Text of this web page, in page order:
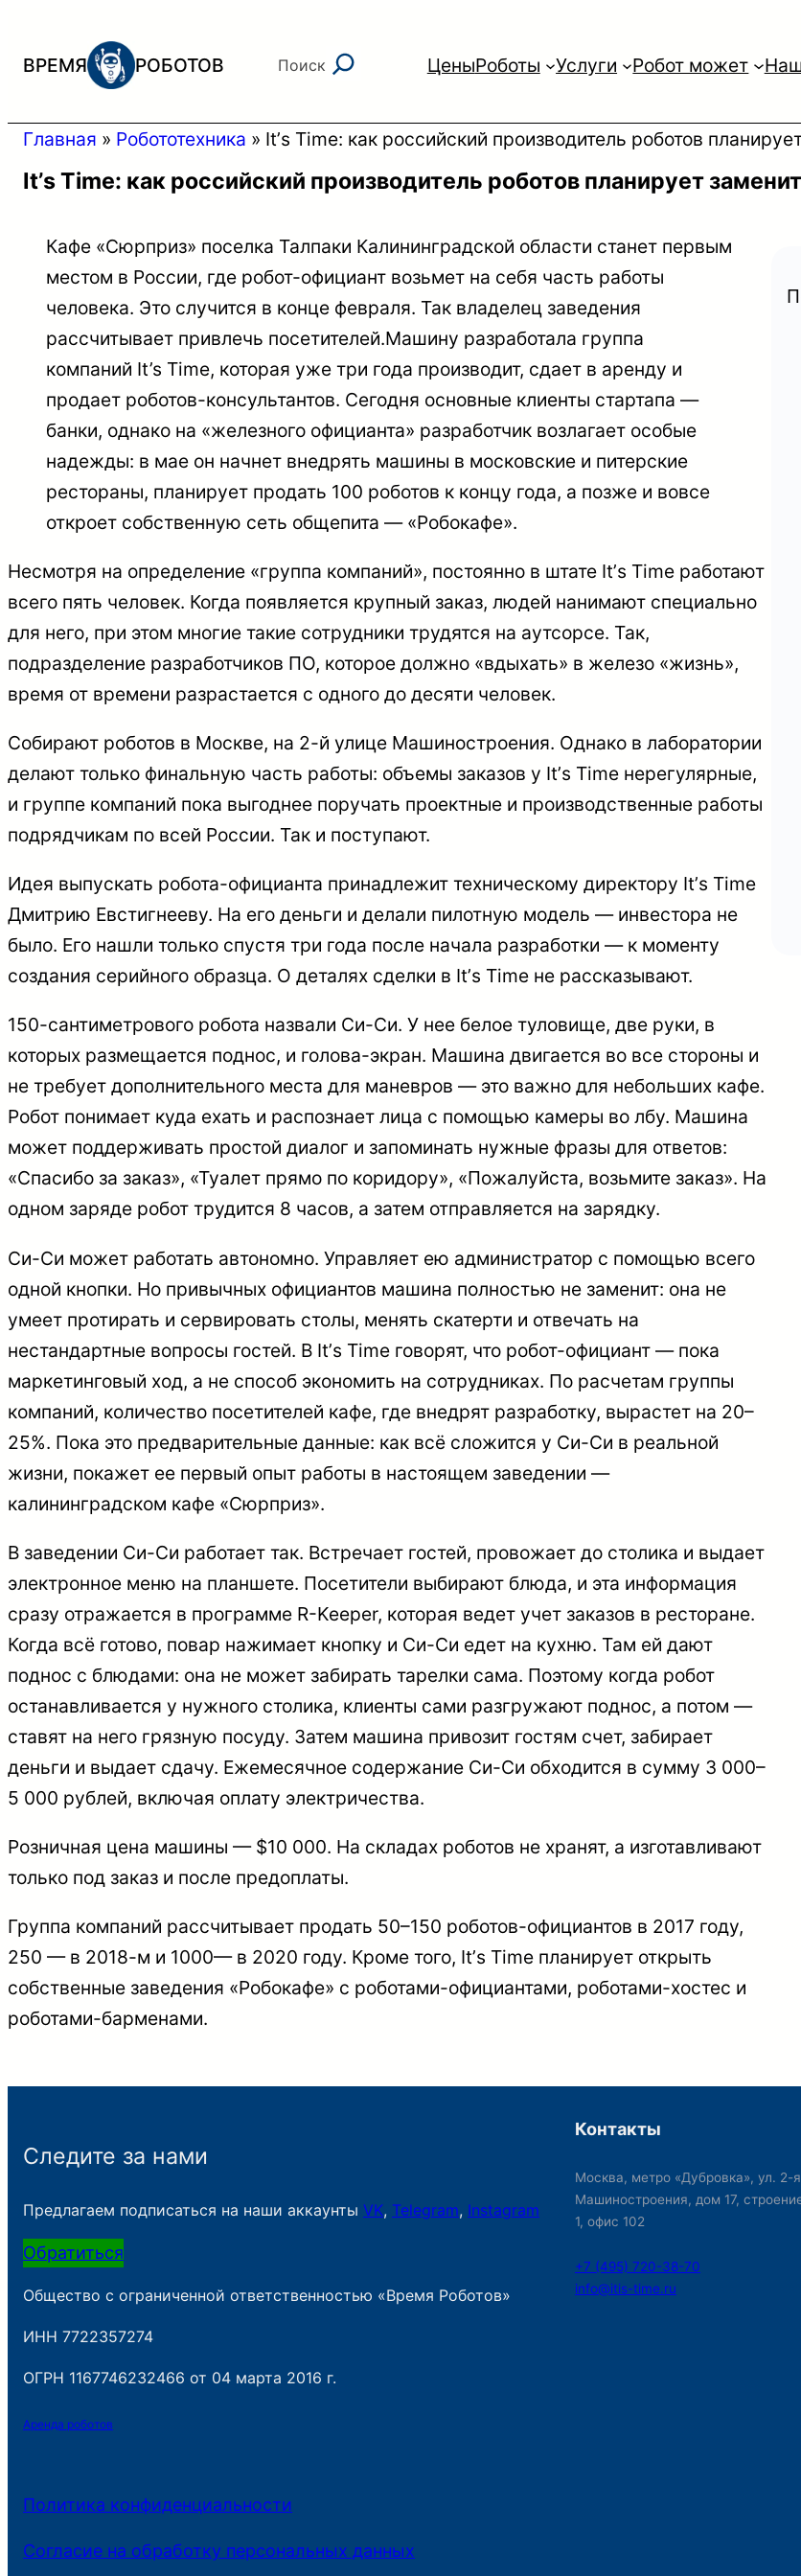
содержимому
ВРЕМЯ РОБОТОВ ПоискПоиск ЦеныРоботы Услуги Робот может
Главная » Робототехника » Itʼs Time: как российский производитель роботов
Itʼs Time: как российский производитель роботов планирует
Кафе «Сюрприз» поселка Талпаки Калининградской области станет первым
местом в России, где робот-официант возьмет на себя часть работы
человека. Это случится в конце февраля. Так владелец заведения
рассчитывает привлечь посетителей.Машину разработала группа
компаний It’s Time, которая уже три года производит, сдает в аренду и
продает роботов-консультантов. Сегодня основные клиенты стартапа —
банки, однако на «железного официанта» разработчик возлагает особые
надежды: в мае он начнет внедрять машины в московские и питерские
рестораны, планирует продать 100 роботов к концу года, а позже и вовсе
откроет собственную сеть общепита — «Робокафе».
Несмотря на определение «группа компаний», постоянно в штате Itʼs Time работают
всего пять человек. Когда появляется крупный заказ, людей нанимают специально
для него, при этом многие такие сотрудники трудятся на аутсорсе. Так,
подразделение разработчиков ПО, которое должно «вдыхать» в железо «жизнь»,
время от времени разрастается с одного до десяти человек.
Собирают роботов в Москве, на 2-й улице Машиностроения. Однако в лаборатории
делают только финальную часть работы: объемы заказов у Itʼs Time нерегулярные,
и группе компаний пока выгоднее поручать проектные и производственные работы
подрядчикам по всей России. Так и поступают.
Идея выпускать робота-официанта принадлежит техническому директору Itʼs Time
Дмитрию Евстигнееву. На его деньги и делали пилотную модель — инвестора не
было. Его нашли только спустя три года после начала разработки — к моменту
создания серийного образца. О деталях сделки в Itʼs Time не рассказывают.
150-сантиметрового робота назвали Си-Си. У нее белое туловище, две руки, в
которых размещается поднос, и голова-экран. Машина двигается во все стороны и
не требует дополнительного места для маневров — это важно для небольших кафе.
Робот понимает куда ехать и распознает лица с помощью камеры во лбу. Машина
может поддерживать простой диалог и запоминать нужные фразы для ответов:
«Спасибо за заказ», «Туалет прямо по коридору», «Пожалуйста, возьмите заказ». На
одном заряде робот трудится 8 часов, а затем отправляется на зарядку.
Си-Си может работать автономно. Управляет ею администратор с помощью всего
одной кнопки. Но привычных официантов машина полностью не заменит: она не
умеет протирать и сервировать столы, менять скатерти и отвечать на
нестандартные вопросы гостей. В Itʼs Time говорят, что робот-официант — пока
маркетинговый ход, а не способ экономить на сотрудниках. По расчетам группы
компаний, количество посетителей кафе, где внедрят разработку, вырастет на 20–
25%. Пока это предварительные данные: как всё сложится у Си-Си в реальной
жизни, покажет ее первый опыт работы в настоящем заведении —
калининградском кафе «Сюрприз».
В заведении Си-Си работает так. Встречает гостей, провожает до столика и выдает
электронное меню на планшете. Посетители выбирают блюда, и эта информация
сразу отражается в программе R-Keeper, которая ведет учет заказов в ресторане.
Когда всё готово, повар нажимает кнопку и Си-Си едет на кухню. Там ей дают
поднос с блюдами: она не может забирать тарелки сама. Поэтому когда робот
останавливается у нужного столика, клиенты сами разгружают поднос, а потом —
ставят на него грязную посуду. Затем машина привозит гостям счет, забирает
деньги и выдает сдачу. Ежемесячное содержание Си-Си обходится в сумму 3 000–
5 000 рублей, включая оплату электричества.
Розничная цена машины — $10 000. На складах роботов не хранят, а изготавливают
только под заказ и после предоплаты.
Группа компаний рассчитывает продать 50–150 роботов-официантов в 2017 году,
250 — в 2018-м и 1000— в 2020 году. Кроме того, Itʼs Time планирует открыть
собственные заведения «Робокафе» с роботами-официантами, роботами-хостес и
роботами-барменами.
Следите за нами
Предлагаем подписаться на наши аккаунты VK, Telegram, Instagram
Обратиться
Общество с ограниченной ответственностью «Время Роботов»
ИНН 7722357274
ОГРН 1167746232466 от 04 марта 2016 г.
Аренда роботов
Контакты
Москва, метро «Дубровка», ул. 2-я
Машиностроения, дом 17,
1, офис 102
+7 (495) 720-38-70
info@itis-time.ru
Политика конфиденциальности
Согласие на обработку персональных данных